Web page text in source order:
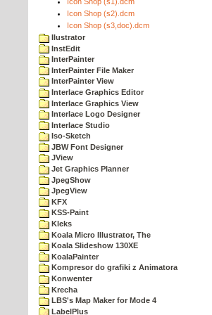
Icon Shop (s2).dcm
Icon Shop (s3,doc).dcm
Ilustrator
InstEdit
InterPainter
InterPainter File Maker
InterPainter View
Interlace Graphics Editor
Interlace Graphics View
Interlace Logo Designer
Interlace Studio
Iso-Sketch
JBW Font Designer
JView
Jet Graphics Planner
JpegShow
JpegView
KFX
KSS-Paint
Kleks
Koala Micro Illustrator, The
Koala Slideshow 130XE
KoalaPainter
Kompresor do grafiki z Animatora
Konwenter
Krecha
LBS's Map Maker for Mode 4
LabelPlus